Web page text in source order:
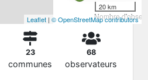
Nombre
20 km
Leaflet | © OpenStreetMap contributors
23
communes
68
observateurs